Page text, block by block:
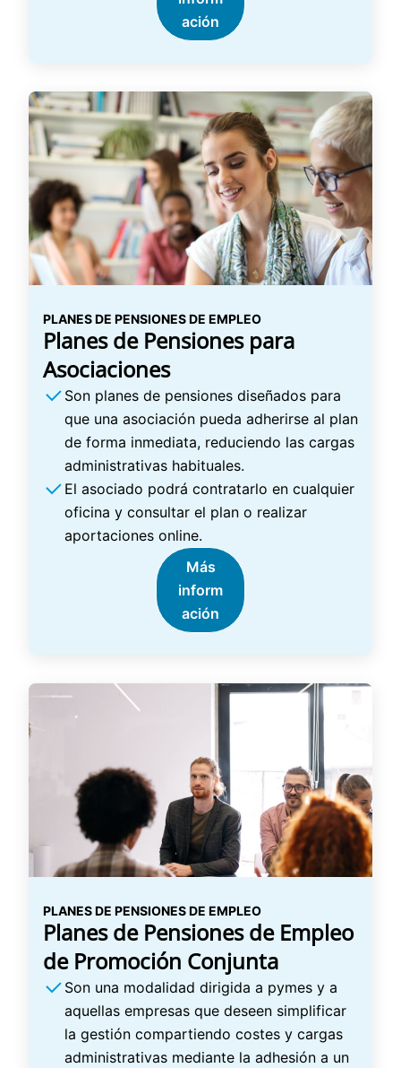
ación
PLANES DE PENSIONES DE EMPLEO
Planes de Pensiones para
Asociaciones
Son planes de pensiones diseñados para
que una asociación pueda adherirse al plan
de forma inmediata, reduciendo las cargas
administrativas habituales.
El asociado podrá contratarlo en cualquier
oficina y consultar el plan o realizar
aportaciones online.
Más
inform
ación
PLANES DE PENSIONES DE EMPLEO
Planes de Pensiones de Empleo
de Promoción Conjunta
Son una modalidad dirigida a pymes y a
aquellas empresas que deseen simplificar
la gestión compartiendo costes y cargas
administrativas mediante la adhesión a un